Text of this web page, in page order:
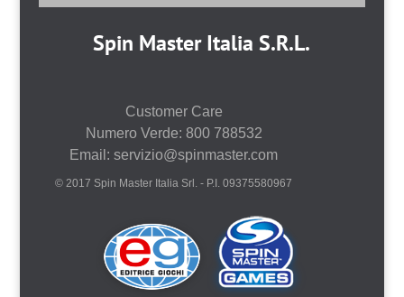
Spin Master Italia S.R.L.
Customer Care
Numero Verde: 800 788532
Email: servizio@spinmaster.com
© 2017 Spin Master Italia Srl. - P.I. 09375580967